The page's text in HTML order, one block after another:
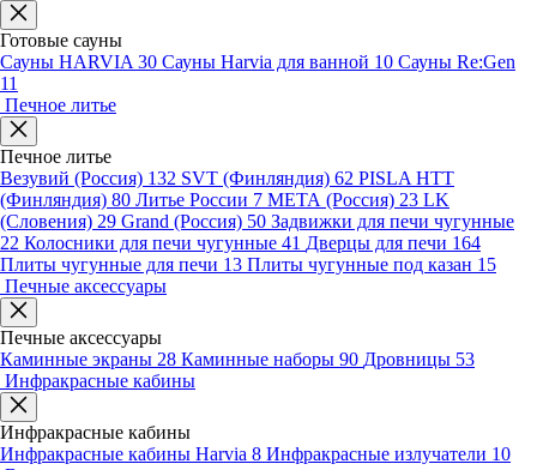
Готовые сауны
Сауны HARVIA 30 Сауны Harvia для ванной 10 Сауны Re:Gen
11
Печное литье
Печное литье
Везувий (Россия) 132 SVT (Финляндия) 62 PISLA HTT
(Финляндия) 80 Литье России 7 МЕТА (Россия) 23 LK
(Словения) 29 Grand (Россия) 50 Задвижки для печи чугунные
22 Колосники для печи чугунные 41 Дверцы для печи 164
Плиты чугунные для печи 13 Плиты чугунные под казан 15
Печные аксессуары
Печные аксессуары
Каминные экраны 28 Каминные наборы 90 Дровницы 53
Инфракрасные кабины
Инфракрасные кабины
Инфракрасные кабины Harvia 8 Инфракрасные излучатели 10